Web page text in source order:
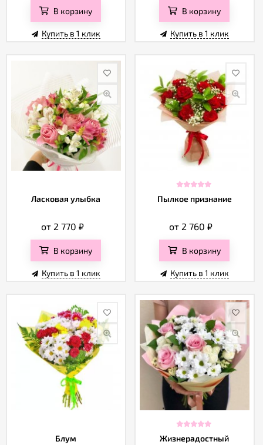
В корзину
Купить в 1 клик
В корзину
Купить в 1 клик
Ласковая улыбка
от 2 770 ₽
В корзину
Купить в 1 клик
Пылкое признание
от 2 760₽
В корзину
Купить в 1 клик
Блум Жизнерадостный